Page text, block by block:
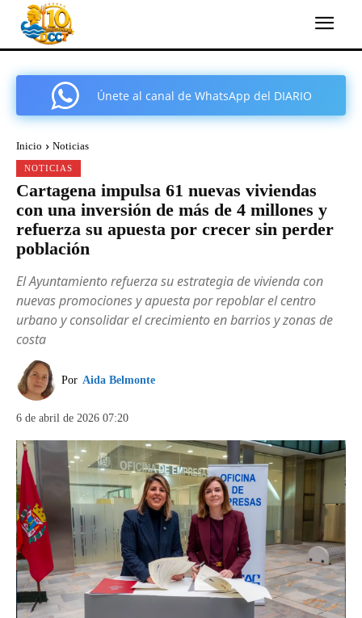
Únete al canal de WhatsApp del DIARIO
Inicio Noticias
NOTICIAS
Cartagena impulsa 61 nuevas viviendas
con una inversión de más de 4 millones y
refuerza su apuesta por crecer sin perder
población
El Ayuntamiento refuerza su estrategia de vivienda con
nuevas promociones y apuesta por repoblar el centro
urbano y consolidar el crecimiento en barrios y zonas de
costa
Por Aida Belmonte
6 de abril de 2026 07:20